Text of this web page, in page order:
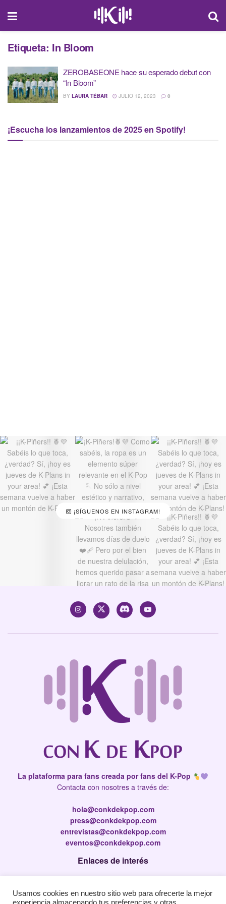
Etiqueta: In Bloom
ZEROBASEONE hace su esperado debut con
“In Bloom”
BY LAURA TÉBAR JULIO 12, 2023 0
¡Escucha los lanzamientos de 2025 en Spotify!
¡SÍGUENOS EN INSTAGRAM!
La plataforma para fans creada por fans del K-Pop
Contacta con nosotres a través de:
hola@conkdekpop.com
press@conkdekpop.com
entrevistas@conkdekpop.com
eventos@conkdekpop.com
Enlaces de interés
Política de privacidad
Usamos cookies en nuestro sitio web para ofrecerte la mejor